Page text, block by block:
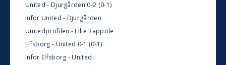
United - Djurgården 0-2 (0-1)
Inför United - Djurgården
Unitedprofilen - Ellie Rappole
Elfsborg - United 0-1 (0-1)
Inför Elfsborg - United